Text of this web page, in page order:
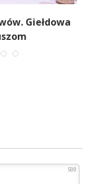
Giełdowa
500